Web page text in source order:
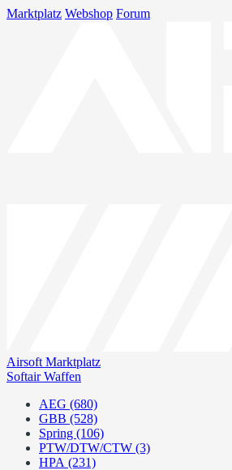
Marktplatz Webshop Forum
Airsoft Marktplatz
Softair Waffen
AEG (680)
GBB (528)
Spring (106)
PTW/DTW/CTW (3)
HPA (231)